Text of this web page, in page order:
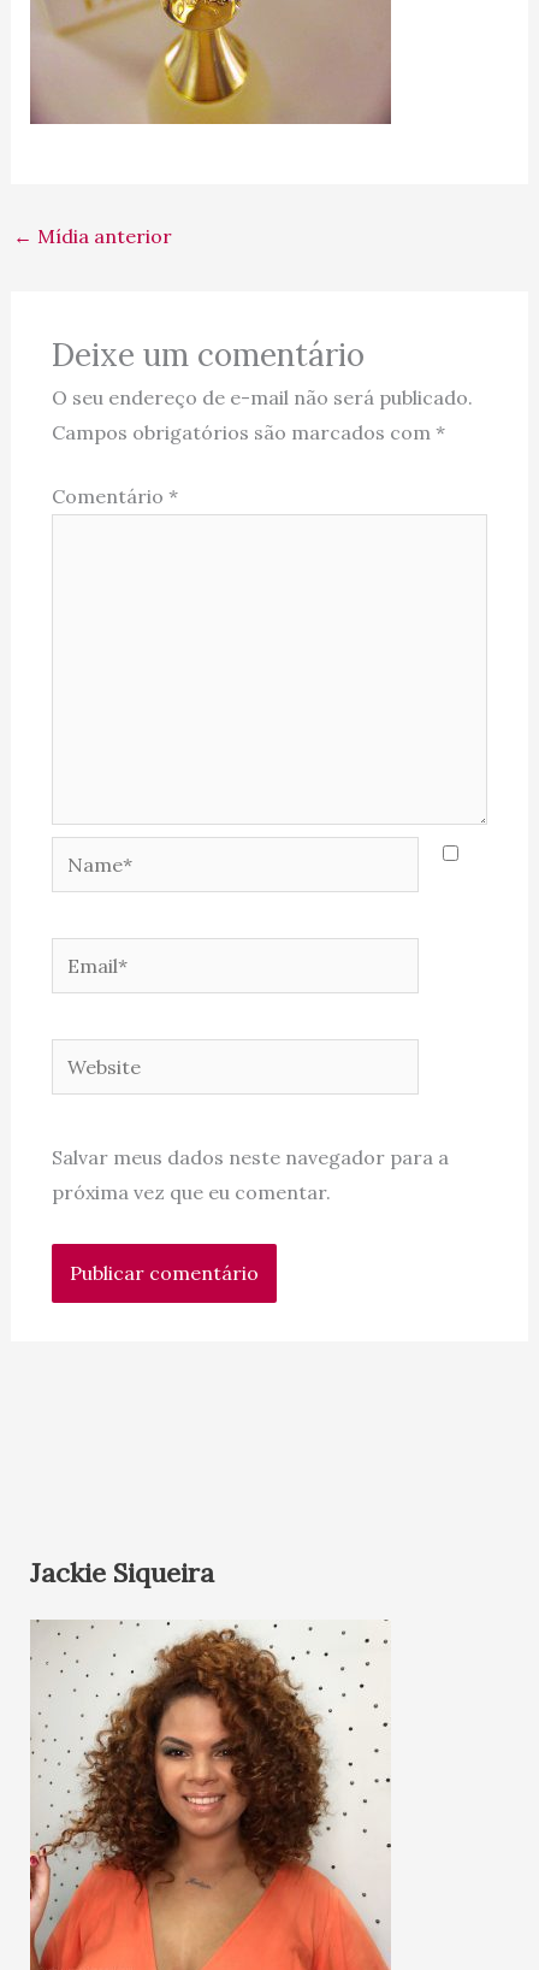
← Mídia anterior
Deixe um comentário
O seu endereço de e-mail não será publicado.
Campos obrigatórios são marcados com *
Comentário *
Name*
Email*
Website
Salvar meus dados neste navegador para a
próxima vez que eu comentar.
Jackie Siqueira